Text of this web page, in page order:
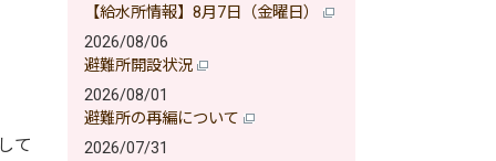
て
【給水所情報】8月7日（金曜日）
2026/08/06
避難所開設状況
2026/08/01
避難所の再編について
2026/07/31